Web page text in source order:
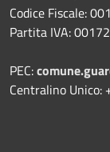
Codice Fiscale:
Partita IVA:
PEC:
Centralino Unico: